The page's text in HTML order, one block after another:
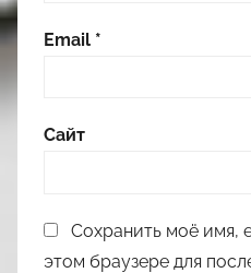
Email *
Сайт
Сохранить моё имя,
этом браузере для